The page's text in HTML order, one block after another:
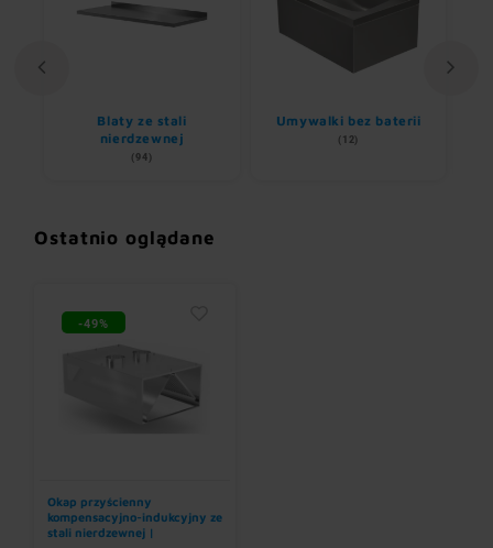
Blaty ze stali
nierdzewnej
(94)
Umywalki bez baterii
(12)
Ostatnio oglądane
-49%
Okap przyścienny
kompensacyjno-indukcyjny ze
stali nierdzewnej |